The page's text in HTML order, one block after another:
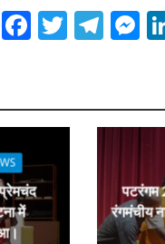
कुलदीप कुमार की
W F
b
o
k
T
er
T
gr
a
m
e
g
में
पटरंगम
रंगमंचीय